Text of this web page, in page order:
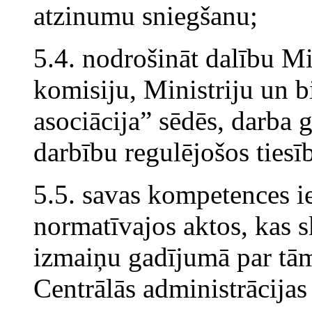
atzinumu sniegšanu;
5.4. nodrošināt dalību
komisiju, Ministriju un
asociācija” sēdēs, darba
darbību regulējošos
5.5. savas kompetences
normatīvajos aktos, kas
izmaiņu gadījumā par
Centrālās